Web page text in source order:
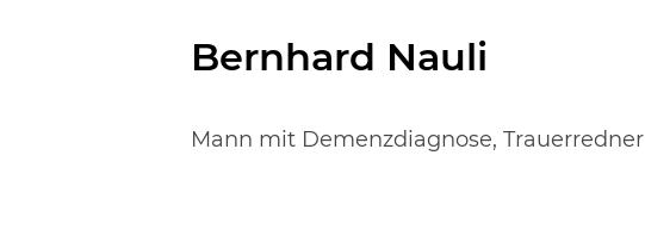
Bernhard Nauli
Mann mit Demenzdiagnose, Trauerredner